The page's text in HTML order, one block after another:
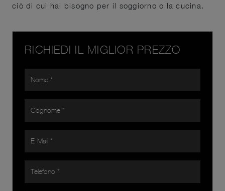
ciò di cui hai bisogno per il soggiorno o la cucina.
RICHIEDI IL MIGLIOR PREZZO